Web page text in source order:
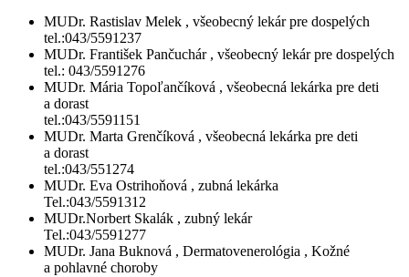
MUDr. Rastislav Melek , všeobecný lekár pre dospelých
tel.:043/5591237
MUDr. František Pančuchár , všeobecný lekár pre dospelých
tel.: 043/5591276
MUDr. Mária Topoľančíková , všeobecná lekárka pre deti
a dorast
tel.:043/5591151
MUDr. Marta Grenčíková , všeobecná lekárka pre deti
a dorast
tel.:043/551274
MUDr. Eva Ostrihoňová , zubná lekárka
Tel.:043/5591312
MUDr.Norbert Skalák , zubný lekár
Tel.:043/5591277
MUDr. Jana Buknová , Dermatovenerológia , Kožné
a pohlavné choroby